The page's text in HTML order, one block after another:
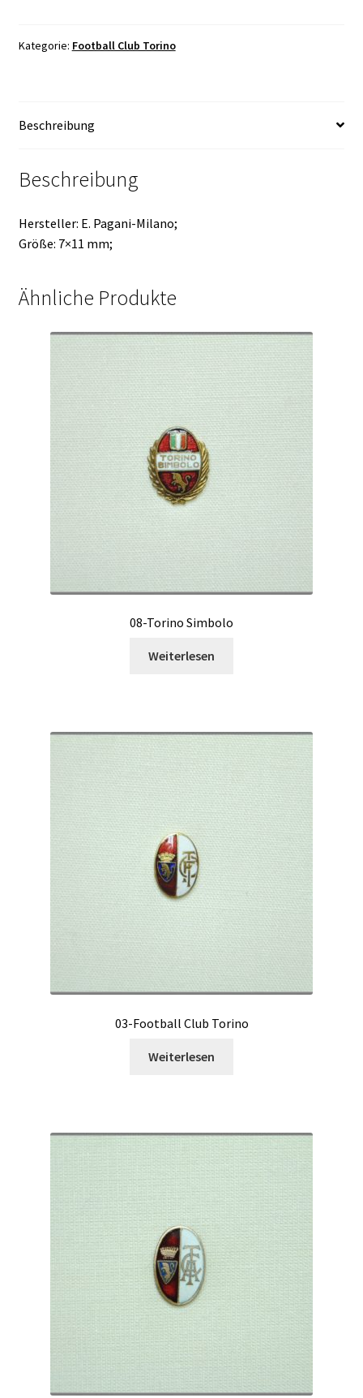
Kategorie: Football Club Torino
Beschreibung
Beschreibung
Hersteller: E. Pagani-Milano;
Größe: 7×11 mm;
Ähnliche Produkte
08-Torino Simbolo
Weiterlesen
03-Football Club Torino
Weiterlesen